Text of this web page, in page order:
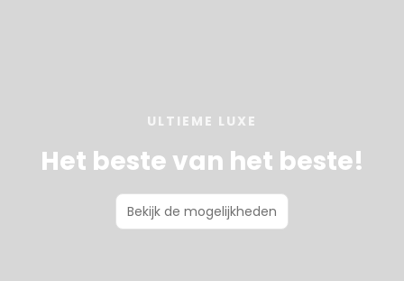
ULTIEME LUXE
Het beste van het beste!
Bekijk de mogelijkheden